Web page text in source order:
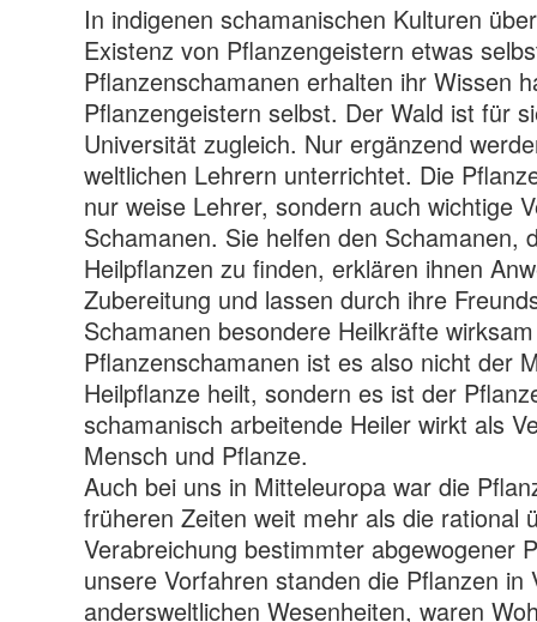
In indigenen schamanischen Kulturen
Existenz von Pflanzengeistern etwas
Pflanzenschamanen erhalten ihr Wissen
Pflanzengeistern selbst. Der Wald ist für
Universität zugleich. Nur ergänzend
weltlichen Lehrern unterrichtet. Die
nur weise Lehrer, sondern auch wichtige
Schamanen. Sie helfen den Schamanen,
Heilpflanzen zu finden, erklären ihnen
Zubereitung und lassen durch ihre
Schamanen besondere Heilkräfte
Pflanzenschamanen ist es also nicht der
Heilpflanze heilt, sondern es ist der
schamanisch arbeitende Heiler wirkt als
Mensch und Pflanze.
Auch bei uns in Mitteleuropa war die
früheren Zeiten weit mehr als die rational
Verabreichung bestimmter abgewogener
unsere Vorfahren standen die Pflanzen in
andersweltlichen Wesenheiten, waren